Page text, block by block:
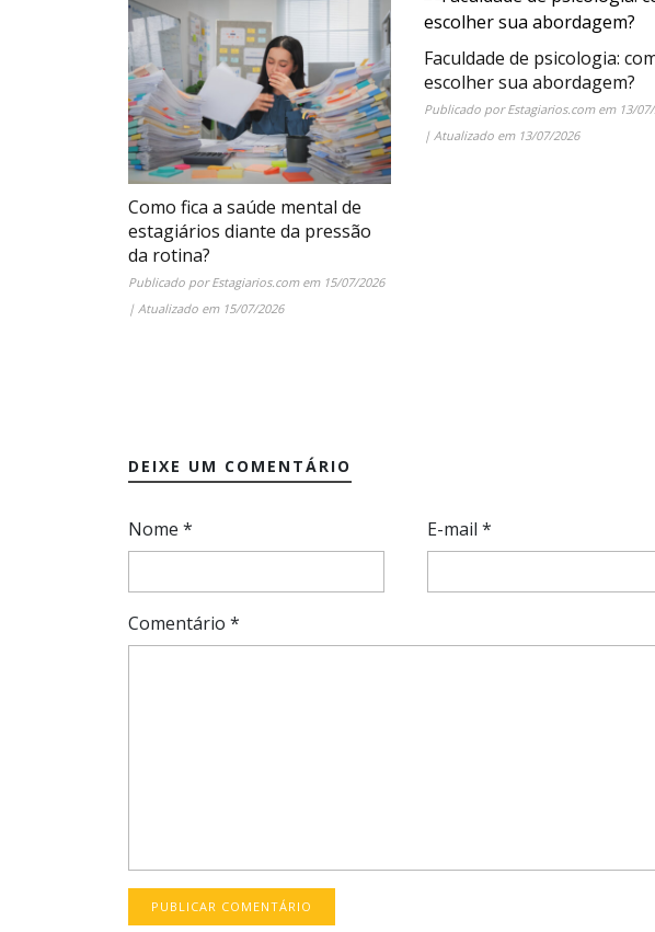
Como fica a saúde mental de
estagiários diante da pressão
da rotina?
Publicado porEstagiarios.comem 15/07/2026
| Atualizado em 15/07/2026
Faculdade de psicologia:
escolher sua abordagem?
Publicado porEstagiarios.comem 13/
| Atualizado em 13/07/2026
DEIXE UM COMENTÁRIO
Nome * E-mail *
Comentário *